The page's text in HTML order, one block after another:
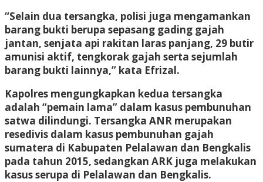
“Selain dua tersangka, polisi juga mengamankan
barang bukti berupa sepasang gading gajah
jantan, senjata api rakitan laras panjang, 29 butir
amunisi aktif, tengkorak gajah serta sejumlah
barang bukti lainnya,” kata Efrizal.
Kapolres mengungkapkan kedua tersangka
adalah “pemain lama” dalam kasus pembunuhan
satwa dilindungi. Tersangka ANR merupakan
resedivis dalam kasus pembunuhan gajah
sumatera di Kabupaten Pelalawan dan Bengkalis
pada tahun 2015, sedangkan ARK juga melakukan
kasus serupa di Pelalawan dan Bengkalis.